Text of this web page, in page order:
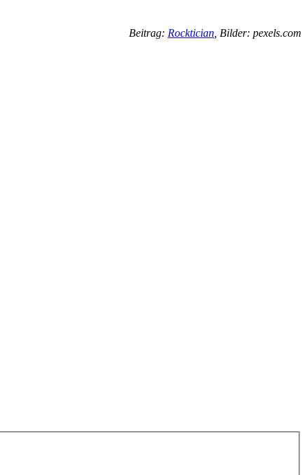
Beitrag: Rocktician , Bilder: pexels.com